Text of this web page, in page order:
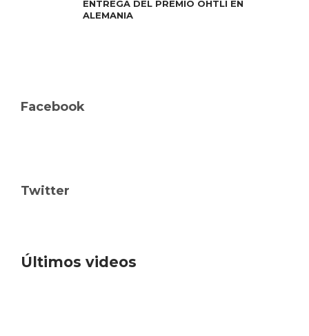
ENTREGA DEL PREMIO OHTLI EN
ALEMANIA
Facebook
Twitter
Últimos videos